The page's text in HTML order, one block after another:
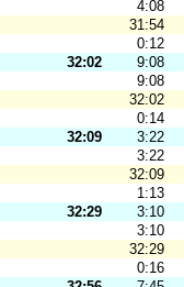
4:08
31:54
0:12
32:02
9:08
9:08
32:02
0:14
32:09
3:22
3:22
32:09
1:13
32:29
3:10
3:10
32:29
0:16